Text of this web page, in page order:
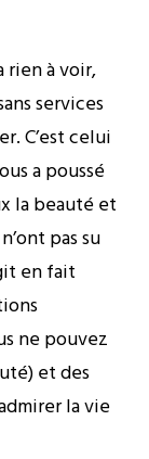
rien à voir,
services
C’est celui
a poussé
la beauté et
pas su
en fait
ne pouvez
et des
la vie